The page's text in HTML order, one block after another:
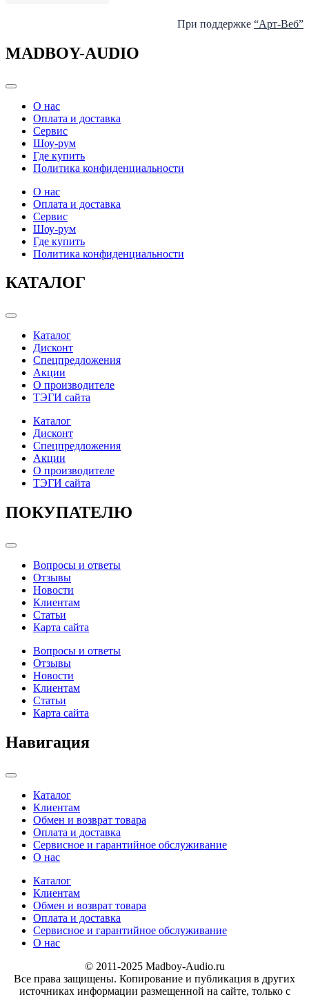
При поддержке “Арт-Веб”
MADBOY-AUDIO
Categories
О нас
Оплата и доставка
Сервис
Шоу-рум
Где купить
Политика конфиденциальности
О нас
Оплата и доставка
Сервис
Шоу-рум
Где купить
Политика конфиденциальности
КАТАЛОГ
Categories
Каталог
Дисконт
Спецпредложения
Акции
О производителе
ТЭГИ сайта
Каталог
Дисконт
Спецпредложения
Акции
О производителе
ТЭГИ сайта
ПОКУПАТЕЛЮ
Categories
Вопросы и ответы
Отзывы
Новости
Клиентам
Статьи
Карта сайта
Вопросы и ответы
Отзывы
Новости
Клиентам
Статьи
Карта сайта
Навигация
Categories
Каталог
Клиентам
Обмен и возврат товара
Оплата и доставка
Сервисное и гарантийное обслуживание
О нас
Каталог
Клиентам
Обмен и возврат товара
Оплата и доставка
Сервисное и гарантийное обслуживание
О нас
© 2011-2025 Madboy-Audio.ru
Все права защищены. Копирование и публикация в других
источниках информации размещенной на сайте, только с